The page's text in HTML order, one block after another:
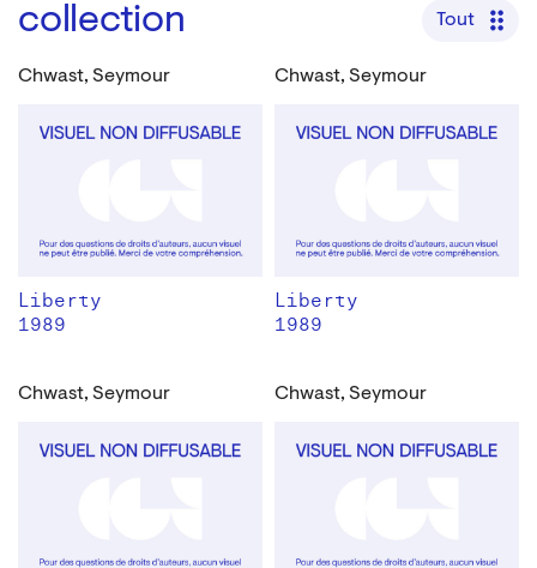
collection
Tout
Chwast, Seymour
Liberty
1989
Chwast, Seymour
Liberty
1989
Chwast, Seymour Chwast, Seymour